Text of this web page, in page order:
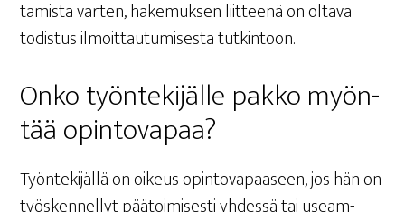
ta­mis­ta var­ten, hake­muk­sen liit­tee­nä on olta­va
todis­tus ilmoit­tau­tu­mi­ses­ta tutkintoon.
Onko työn­te­ki­jäl­le pak­ko myön­
tää opintovapaa?
Työn­te­ki­jäl­lä on oikeus opin­to­va­paa­seen, jos hän on